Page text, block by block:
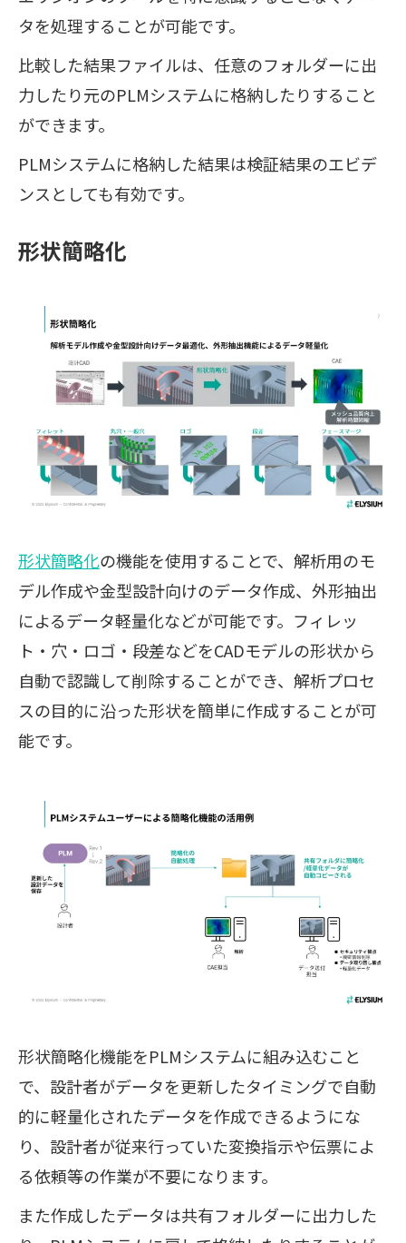
タを処理することが可能です。
比較した結果ファイルは、任意のフォルダーに出
力したり元のPLMシステムに格納したりすること
ができます。
PLMシステムに格納した結果は検証結果のエビデ
ンスとしても有効です。
形状簡略化
形状簡略化の機能を使用することで、解析用のモ
デル作成や金型設計向けのデータ作成、外形抽出
によるデータ軽量化などが可能です。フィレッ
ト・穴・ロゴ・段差などをCADモデルの形状から
自動で認識して削除することができ、解析プロセ
スの目的に沿った形状を簡単に作成することが可
能です。
形状簡略化機能をPLMシステムに組み込むこと
で、設計者がデータを更新したタイミングで自動
的に軽量化されたデータを作成できるようにな
り、設計者が従来行っていた変換指示や伝票によ
る依頼等の作業が不要になります。
また作成したデータは共有フォルダーに出力した